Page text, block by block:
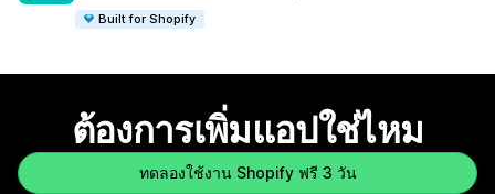
Built for Shopify
ต้องการเพิ่มแอปใช่ไหม
ทดลองใช้งาน Shopify ฟรี 3 วัน